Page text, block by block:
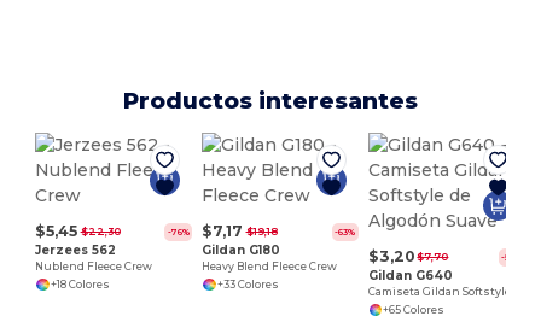
Productos interesantes
$5,45 $22,30 -76%
Jerzees 562
Nublend Fleece Crew
+18 Colores
$7,17 $19,18 -63%
Gildan G180
Heavy Blend Fleece Crew
+33 Colores
$3,20 $7,70 -58%
Gildan G640
+65 Colores